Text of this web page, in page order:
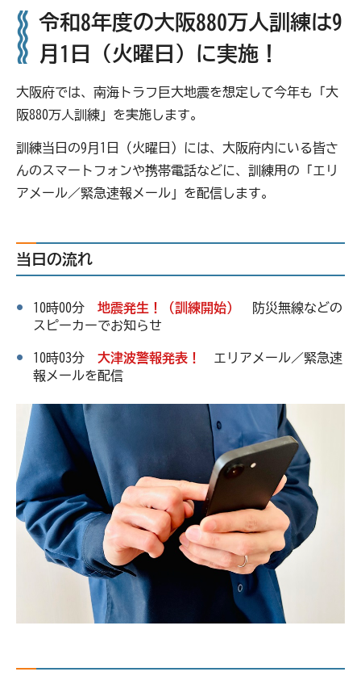
令和8年度の大阪880万人訓練は9
月1日（火曜日）に実施！
大阪府では、南海トラフ巨大地震を想定して今年も「大
阪880万人訓練」を実施します。
訓練当日の9月1日（火曜日）には、大阪府内にいる皆さ
んのスマートフォンや携帯電話などに、訓練用の「エリ
アメール／緊急速報メール」を配信します。
当日の流れ
10時00分 地震発生！（訓練開始）
防災無線などの
スピーカーでお知らせ
10時03分 大津波警報発表！
エリアメール／緊急速
報メールを配信